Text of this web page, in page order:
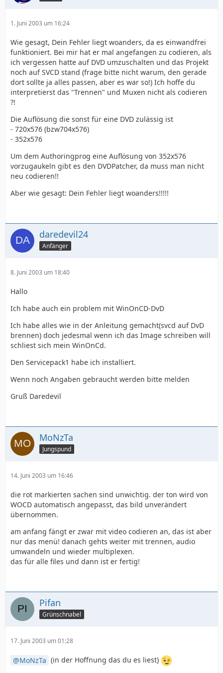
1. Juni 2003 um 16:24
Wie gesagt, Dein Fehler liegt woanders, da es einwandfrei
funktioniert. Bei mir hat er mal angefangen zu codieren, als
ich vergessen hatte auf DVD umzuschalten und das Projekt
noch auf SVCD stand (frage bitte nicht warum, den gerade
dort sollte ja alles passen, aber es war so!) Ich hoffe du
interpretierst das "Trennen" und Muxen nicht als codieren
?!
Die Auflösung die sonst für eine DVD zulässig ist
- 720x576 (bzw704x576)
- 352x576
Um dem Authoringprog eine Auflösung von 352x576
vorzugaukeln gibt es den DVDPatcher, da muss man nicht
neu codieren!!
Aber wie gesagt: Dein Fehler liegt woanders!!!!!
daredevil24
Anfänger
8. Juni 2003 um 18:40
Hallo
Ich habe auch ein problem mit WinOnCD-DvD
Ich habe alles wie in der Anleitung gemacht(svcd auf DvD
brennen) doch jedesmal wenn ich das Image schreiben will
schliest sich mein WinOnCd.
Den Servicepack1 habe ich installiert.
Wenn noch Angaben gebraucht werden bitte melden
Gruß Daredevil
MoNzTa
Jungspund
14. Juni 2003 um 16:46
die rot markierten sachen sind unwichtig. der ton wird von
WOCD automatisch angepasst, das bild unverändert
übernommen.
am anfang fängt er zwar mit video codieren an, das ist aber
nur das menü! danach gehts weiter mit trennen, audio
umwandeln und wieder multiplexen.
das für alle files und dann ist er fertig!
Pifan
Grünschnabel
17. Juni 2003 um 01:28
MoNzTa (in der Hoffnung das du es liest)